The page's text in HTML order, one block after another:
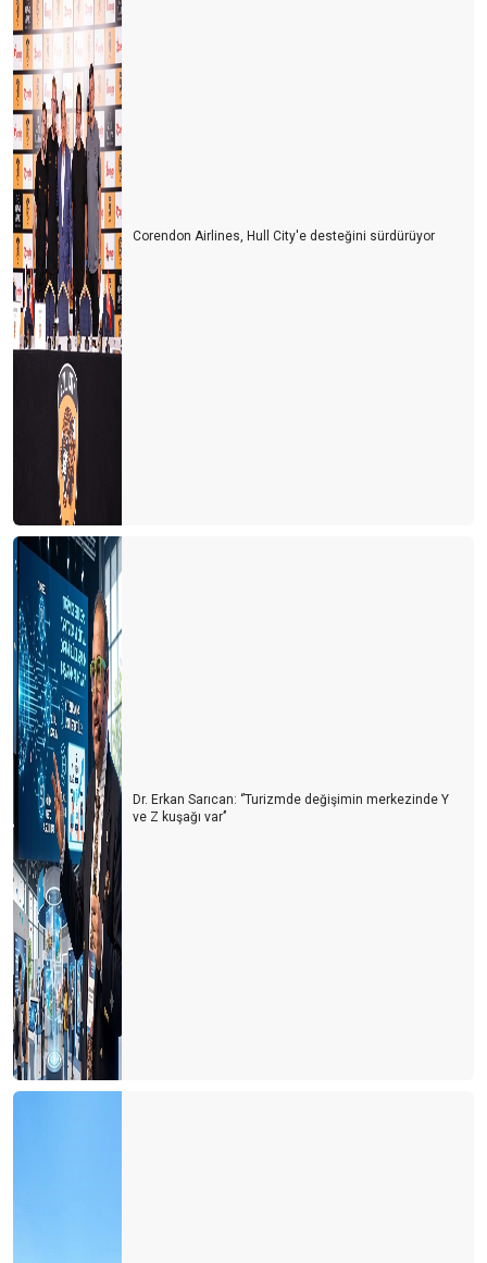
Turizmi yük görüyorlar
Sharm El Sheik Belek’e rakip olabilir mi?
Antalya’da hayat pahalılığı yabancıları da panikletmeye başladı
Turizm nasıl gidiyor? İyi mi? Kötü mü?
Antalya turist sayısında rekorlar kırıyor ama lüks oteller neden
boş?
Antalya oldu Dolaristan
Turizm Yazarları ile buluşma ve Yıldıray Karaer
Siyasetin turizme bakış açısı
ITB Berlin Turizm Fuarının ardından
Otelciler arada kaldı
Otelciler, depremzedelerin yaralarını sarıyor
Turizmde 2022’nin Ardından 2023 yılı beklentileri
Konaklama vergisi muamması sürüyor
1 Milyon turist nerede?
Turist sayısı arttıkça kazalar da artıyor
Doldur boşalt turizmi
THY'de neler oluyor?
Tur otobüsleri kazaları artmaya başladı
Kastamonu'ya yolumuz düştü
Türkiye'de cruise turları neden artmıyor?
Avrupa'da tanıtım elçisi
Memur ve Emekli Antalya'dan kaçıyor
Turist olarak değil yerleşmeye geliyorlar
Turizmci desteğe muhtaç
Dünya Antalyayı izledi
Corendon Airlines, Hull City'e desteğini sürdürüyor
Dr. Erkan Sarıcan: ‘’Turizmde değişimin merkezinde Y
ve Z kuşağı var’’